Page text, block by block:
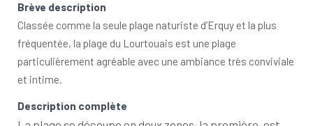
Brève description
Classée comme la seule plage naturiste d’Erquy et la plus
fréquentée, la plage du Lourtouais est une plage
particulièrement agréable avec une ambiance très conviviale
et intime.
Description complète